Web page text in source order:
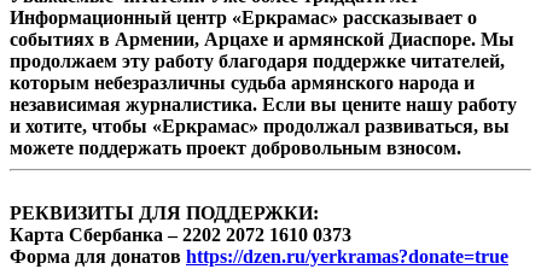
Информационный центр «Еркрамас» рассказывает о
событиях в Армении, Арцахе и армянской Диаспоре. Мы
продолжаем эту работу благодаря поддержке читателей,
которым небезразличны судьба армянского народа и
независимая журналистика. Если вы цените нашу работу
и хотите, чтобы «Еркрамас» продолжал развиваться, вы
можете поддержать проект добровольным взносом.
РЕКВИЗИТЫ ДЛЯ ПОДДЕРЖКИ:
Карта Сбербанка – 2202 2072 1610 0373
Форма для донатов https://dzen.ru/yerkramas?donate=true